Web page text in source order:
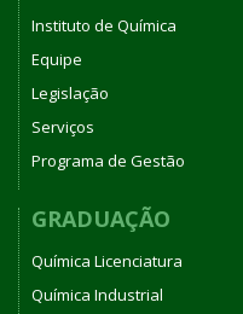
Instituto de Química
Equipe
Legislação
Serviços
Programa de Gestão
GRADUAÇÃO
Química Licenciatura
Química Industrial